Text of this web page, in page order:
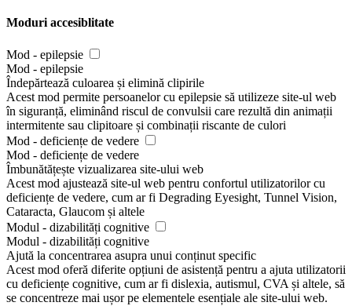
Moduri accesiblitate
Mod - epilepsie
Mod - epilepsie
Îndepărtează culoarea și elimină clipirile
Acest mod permite persoanelor cu epilepsie să utilizeze site-ul web
în siguranță, eliminând riscul de convulsii care rezultă din animații
intermitente sau clipitoare și combinații riscante de culori
Mod - deficiențe de vedere
Mod - deficiențe de vedere
Îmbunătățește vizualizarea site-ului web
Acest mod ajustează site-ul web pentru confortul utilizatorilor cu
deficiențe de vedere, cum ar fi Degrading Eyesight, Tunnel Vision,
Cataracta, Glaucom și altele
Modul - dizabilități cognitive
Modul - dizabilități cognitive
Ajută la concentrarea asupra unui conținut specific
Acest mod oferă diferite opțiuni de asistență pentru a ajuta utilizatorii
cu deficiențe cognitive, cum ar fi dislexia, autismul, CVA și altele, să
se concentreze mai ușor pe elementele esențiale ale site-ului web.